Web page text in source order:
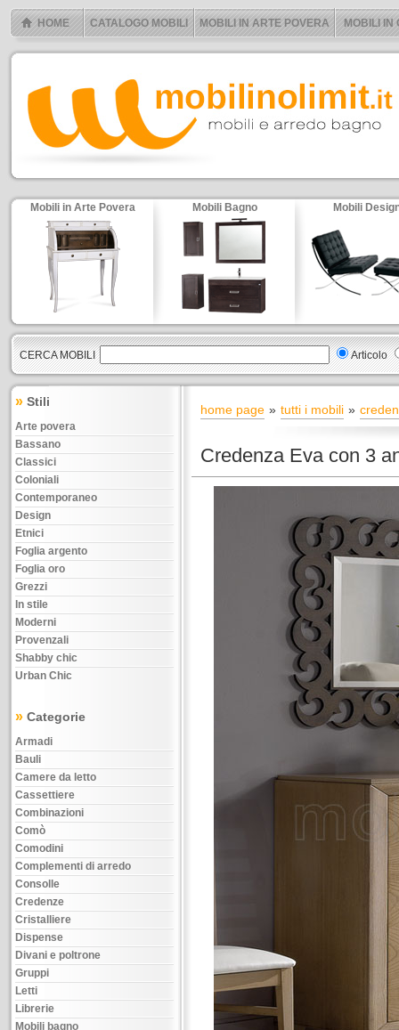
HOME CATALOGO MOBILI MOBILI IN ARTE POVERA MOBILI IN
Mobili in Arte Povera Mobili Bagno Mobili
CERCA MOBILI Articolo
» Stili
Arte povera
Bassano
Classici
Coloniali
Contemporaneo
Design
Etnici
Foglia argento
Foglia oro
Grezzi
In stile
Moderni
Provenzali
Shabby chic
Urban Chic
» Categorie
Armadi
Bauli
Camere da letto
Cassettiere
Combinazioni
Comò
Comodini
Complementi di arredo
Consolle
Credenze
Cristalliere
Dispense
Divani e poltrone
Gruppi
Letti
Librerie
Mobili bagno
home page tutti i mobili
Credenza Eva con 3